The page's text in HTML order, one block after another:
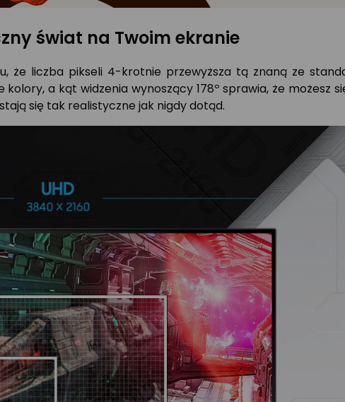
świat na Twoim ekranie
że liczba pikseli 4-krotnie przewyższa tą znaną ze
a kąt widzenia wynoszący 178º sprawia, że możesz
się tak realistyczne jak nigdy dotąd.